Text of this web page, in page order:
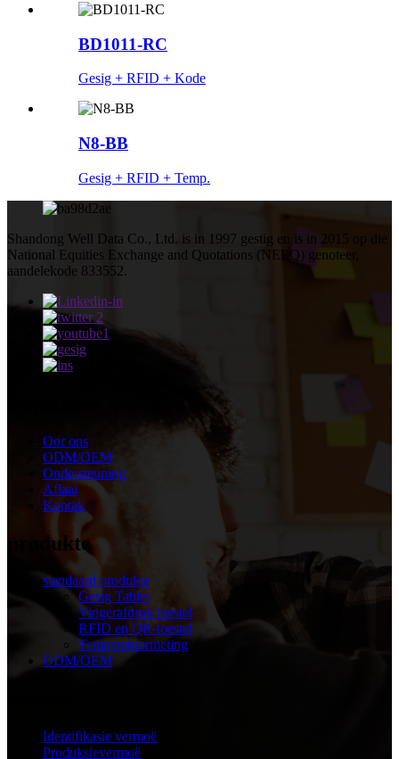
BD1011-RC
Gesig + RFID + Kode
N8-BB
Gesig + RFID + Temp.
Shandong Well Data Co., Ltd. is in 1997 gestig en is in 2015 op die
National Equities Exchange and Quotations (NEEQ) genoteer,
aandelekode 833552.
Oor ons
ODM/OEM
Ondersteuning
Aflaai
Kontak
produkte
standaard produkte
Gesig Tablet
Vingerafdruk toestel
RFID en QR-toestel
Temperatuurmeting
ODM/OEM
Identifikasie vermoë
Produksievermoë